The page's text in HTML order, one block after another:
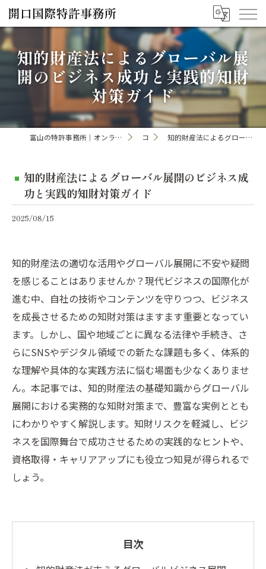
知的財産法によるグローバル展
開のビジネス成功と実践的知財
対策ガイド
富山の特許事務所｜オンライン手続き・申請・出願なら「開口国際特許事務所」 コラム 知的財産法によるグローバル展開のビジネス成功と実践的知財対策ガイド
知的財産法によるグローバル展開のビジネス成
功と実践的知財対策ガイド
2025/08/15
知的財産法の適切な活用やグローバル展開に不安や疑問
を感じることはありませんか？現代ビジネスの国際化が
進む中、自社の技術やコンテンツを守りつつ、ビジネス
を成長させるための知財対策はますます重要となってい
ます。しかし、国や地域ごとに異なる法律や手続き、さ
らにSNSやデジタル領域での新たな課題も多く、体系的
な理解や具体的な実践方法に悩む場面も少なくありませ
ん。本記事では、知的財産法の基礎知識からグローバル
展開における実務的な知財対策まで、豊富な実例ととも
にわかりやすく解説します。知財リスクを軽減し、ビジ
ネスを国際舞台で成功させるための実践的なヒントや、
資格取得・キャリアアップにも役立つ知見が得られるで
しょう。
目次